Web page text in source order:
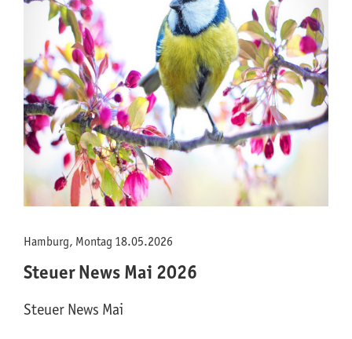
Hamburg, Montag 18.05.2026
Steuer News Mai 2026
Steuer News Mai